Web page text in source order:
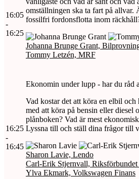
16:05
-
16:25
omställningen ska ta fart på allvar.
fossilfri fordonsflotta inom
Johanna Brunge Grant,
Tommy Letzén, MRF
16:25
-
16:45
Ekonomin under lupp - har du råd
Vad kostar det att köra en elbil
med att köra på bensin eller diesel
plånboken? Vad är mest
Lyssna till och ställ dina frågor till
Sharon Lavie, Lendo
Carl-Erik Stjernvall,
Ylva Ekmark, Volkswagen Finans